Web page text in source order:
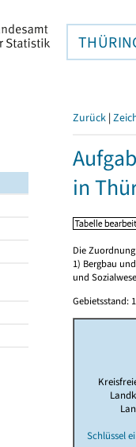
Zurück |
in
Die
1) Bergbau
und
Gebietsstand:
Schlüssel